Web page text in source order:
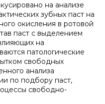
на анализе
зубных паст на
окисления в ротовой
паст с выделением
на
патологические
свободных
анализа
по подбору паст,
свободно-